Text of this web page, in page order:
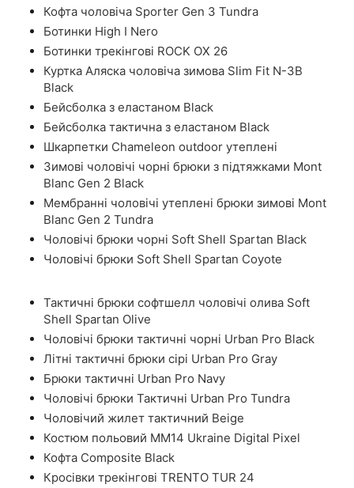
Кофта чоловіча Sporter Gen 3 Tundra
Ботинки High I Nero
Ботинки трекінгові ROCK OX 26
Куртка Аляска чоловіча зимова Slim Fit N-3B
Black
Бейсболка з еластаном Black
Бейсболка тактична з еластаном Black
Шкарпетки Chameleon outdoor утеплені
Зимові чоловічі чорні брюки з підтяжками Mont
Blanc Gen 2 Black
Мембранні чоловічі утеплені брюки зимові Mont
Blanc Gen 2 Tundra
Чоловічі брюки чорні Soft Shell Spartan Black
Чоловічі брюки Soft Shell Spartan Coyote
Тактичні брюки софтшелл чоловічі олива Soft
Shell Spartan Olive
Чоловічі брюки тактичні чорні Urban Pro Black
Літні тактичні брюки сірі Urban Pro Gray
Брюки тактичні Urban Pro Navy
Чоловічі брюки Тактичні Urban Pro Tundra
Чоловічий жилет тактичний Beige
Костюм польовий ММ14 Ukraine Digital Pixel
Кофта Composite Black
Кросівки трекінгові TRENTO TUR 24